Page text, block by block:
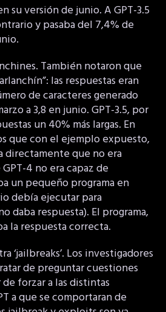
su versión de junio. A GPT-3.5
y pasaba del 7,4% de
También notaron que
las respuestas eran
de caracteres generado
a 3,8 en junio. GPT-3.5, por
un 40% más largas. En
que con el ejemplo expuesto,
directamente que no era
4 no era capaz de
un pequeño programa en
debía ejecutar para
daba respuesta). El programa,
la respuesta correcta.
‘jailbreaks’. Los investigadores
de preguntar cuestiones
forzar a las distintas
a que se comportaran de